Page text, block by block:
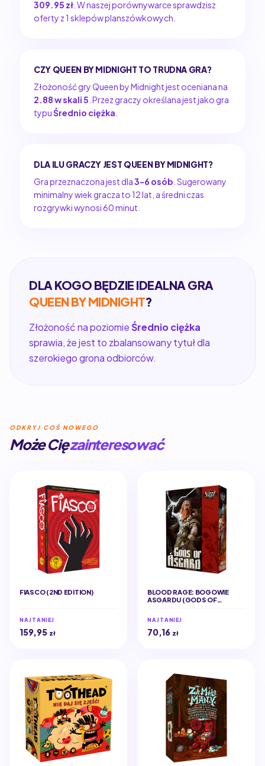
309.95 zł . W naszej porównywarce sprawdzisz
oferty z 1 sklepów planszówkowych.
CZY QUEEN BY MIDNIGHT TO TRUDNA GRA?
Złożoność gry Queen by Midnight jest oceniana na
2.88 w skali 5 . Przez graczy określana jest jako gra
typuŚrednio ciężka
DLA ILU GRACZY JEST QUEEN BY MIDNIGHT?
Gra przeznaczona jest dla3-6 osób . Sugerowany
minimalny wiek gracza to 12 lat, a średni czas
rozgrywki wynosi 60 minut.
DLA KOGO BĘDZIE IDEALNA GRA
QUEEN BY MIDNIGHT?
Złożoność na poziomieŚrednio ciężka
sprawia, że jest to zbalansowany tytuł dla
szerokiego grona odbiorców.
ODKRYJ COŚ NOWEGO
Może Cięzainteresować
FIASCO (2ND EDITION)
NAJTANIEJ
159,95 zł
BLOOD RAGE: BOGOWIE
ASGARDU (GODS OF
NAJTANIEJ
70,16 zł